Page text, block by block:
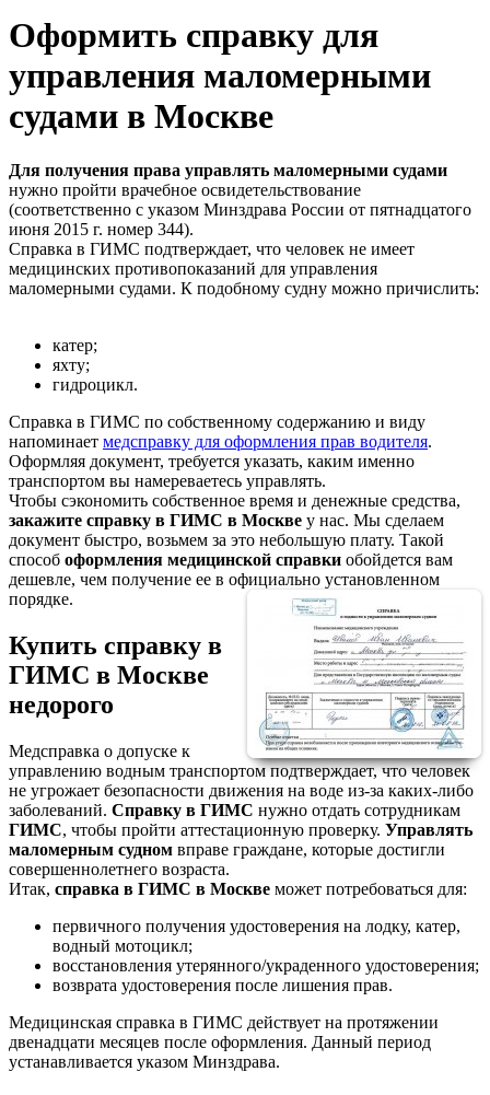
Оформить справку для
управления маломерными
судами в Москве
Для получения права управлять маломерными судами
нужно пройти врачебное освидетельствование
(соответственно с указом Минздрава России от пятнадцатого
июня 2015 г. номер 344).
Справка в ГИМС подтверждает, что человек не имеет
медицинских противопоказаний для управления
маломерными судами. К подобному судну можно причислить:
катер;
яхту;
гидроцикл.
Справка в ГИМС по собственному содержанию и виду
напоминает медсправку для оформления прав водителя.
Оформляя документ, требуется указать, каким именно
транспортом вы намереваетесь управлять.
Чтобы сэкономить собственное время и денежные средства,
закажите справку в ГИМС в Москве у нас. Мы сделаем
документ быстро, возьмем за это небольшую плату. Такой
способ оформления медицинской справки обойдется вам
дешевле, чем получение ее в официально установленном
порядке.
Купить справку в
ГИМС в Москве
недорого
Медсправка о допуске к
управлению водным транспортом подтверждает, что человек
не угрожает безопасности движения на воде из-за каких-либо
заболеваний. Справку в ГИМС нужно отдать сотрудникам
ГИМС, чтобы пройти аттестационную проверку. Управлять
маломерным судном вправе граждане, которые достигли
совершеннолетнего возраста.
Итак, справка в ГИМС в Москве может потребоваться для:
первичного получения удостоверения на лодку, катер,
водный мотоцикл;
восстановления утерянного/украденного удостоверения;
возврата удостоверения после лишения прав.
Медицинская справка в ГИМС действует на протяжении
двенадцати месяцев после оформления. Данный период
устанавливается указом Минздрава.